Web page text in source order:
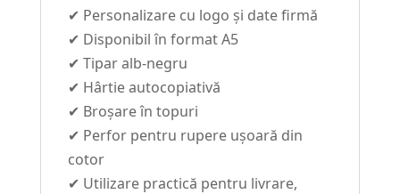
✔ Personalizare cu logo și date firmă
✔ Disponibil în format A5
✔ Tipar alb-negru
✔ Hârtie autocopiativă
✔ Broșare în topuri
✔ Perfor pentru rupere ușoară din
cotor
✔ Utilizare practică pentru livrare,